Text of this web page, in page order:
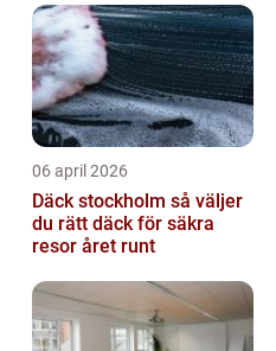
06 april 2026
Däck stockholm så väljer
du rätt däck för säkra
resor året runt